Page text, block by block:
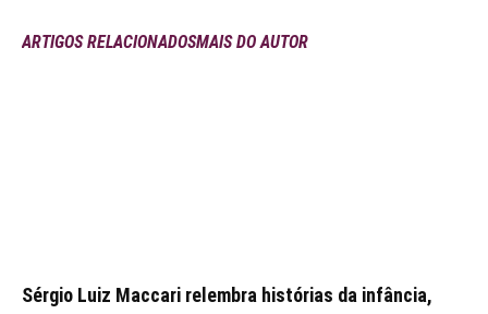
ARTIGOS RELACIONADOSMAIS DO AUTOR
Sérgio Luiz Maccari relembra histórias da infância,